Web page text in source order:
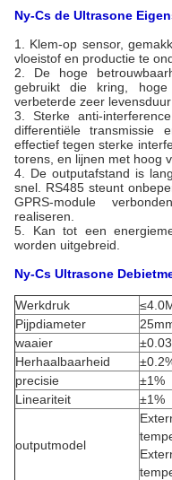
Ny-Cs de Ultrasone
1. Klem-op sensor,
vloeistof en productie te
2. De hoge
gebruikt die kring, hoge
verbeterde zeer
3. Sterke anti-
differentiële transmissie
effectief tegen sterke
torens, en lijnen met hoog
4. De outputafstand is
snel. RS485 steunt
GPRS-module
realiseren.
5. Kan tot een
worden uitgebreid.
Ny-Cs Ultrasone
Werkdruk
Pijpdiameter
waaier
Herhaalbaarheid
precisie
±1%
Lineariteit
±1%
outputmodel